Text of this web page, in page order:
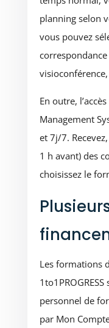
planning selon
vous pouvez
visioconférence,
En outre,
Management
et 7j/7.
1 h avant) des
choisissez le
Les formations
personnel de
par Mon